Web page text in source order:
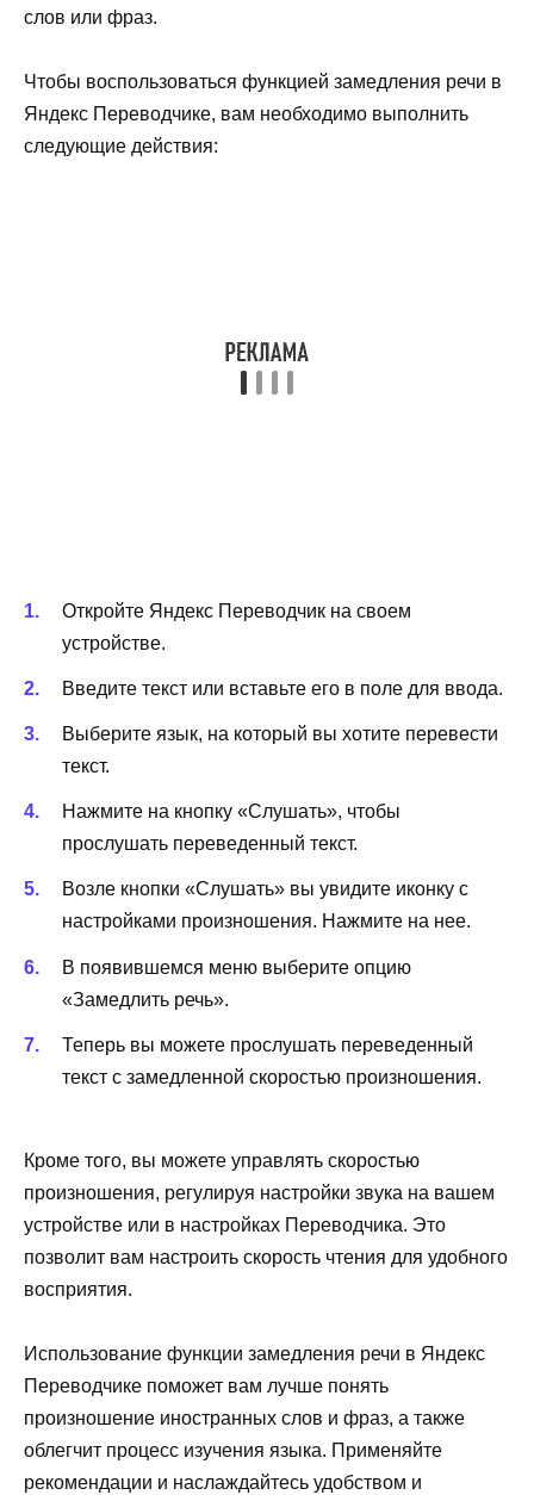
слов или фраз.
Чтобы воспользоваться функцией замедления речи в
Яндекс Переводчике, вам необходимо выполнить
следующие действия:
Откройте Яндекс Переводчик на своем
устройстве.
Введите текст или вставьте его в поле для ввода.
Выберите язык, на который вы хотите перевести
текст.
Нажмите на кнопку «Слушать», чтобы
прослушать переведенный текст.
Возле кнопки «Слушать» вы увидите иконку с
настройками произношения. Нажмите на нее.
В появившемся меню выберите опцию
«Замедлить речь».
Теперь вы можете прослушать переведенный
текст с замедленной скоростью произношения.
Кроме того, вы можете управлять скоростью
произношения, регулируя настройки звука на вашем
устройстве или в настройках Переводчика. Это
позволит вам настроить скорость чтения для удобного
восприятия.
Использование функции замедления речи в Яндекс
Переводчике поможет вам лучше понять
произношение иностранных слов и фраз, а также
облегчит процесс изучения языка. Применяйте
рекомендации и наслаждайтесь удобством и